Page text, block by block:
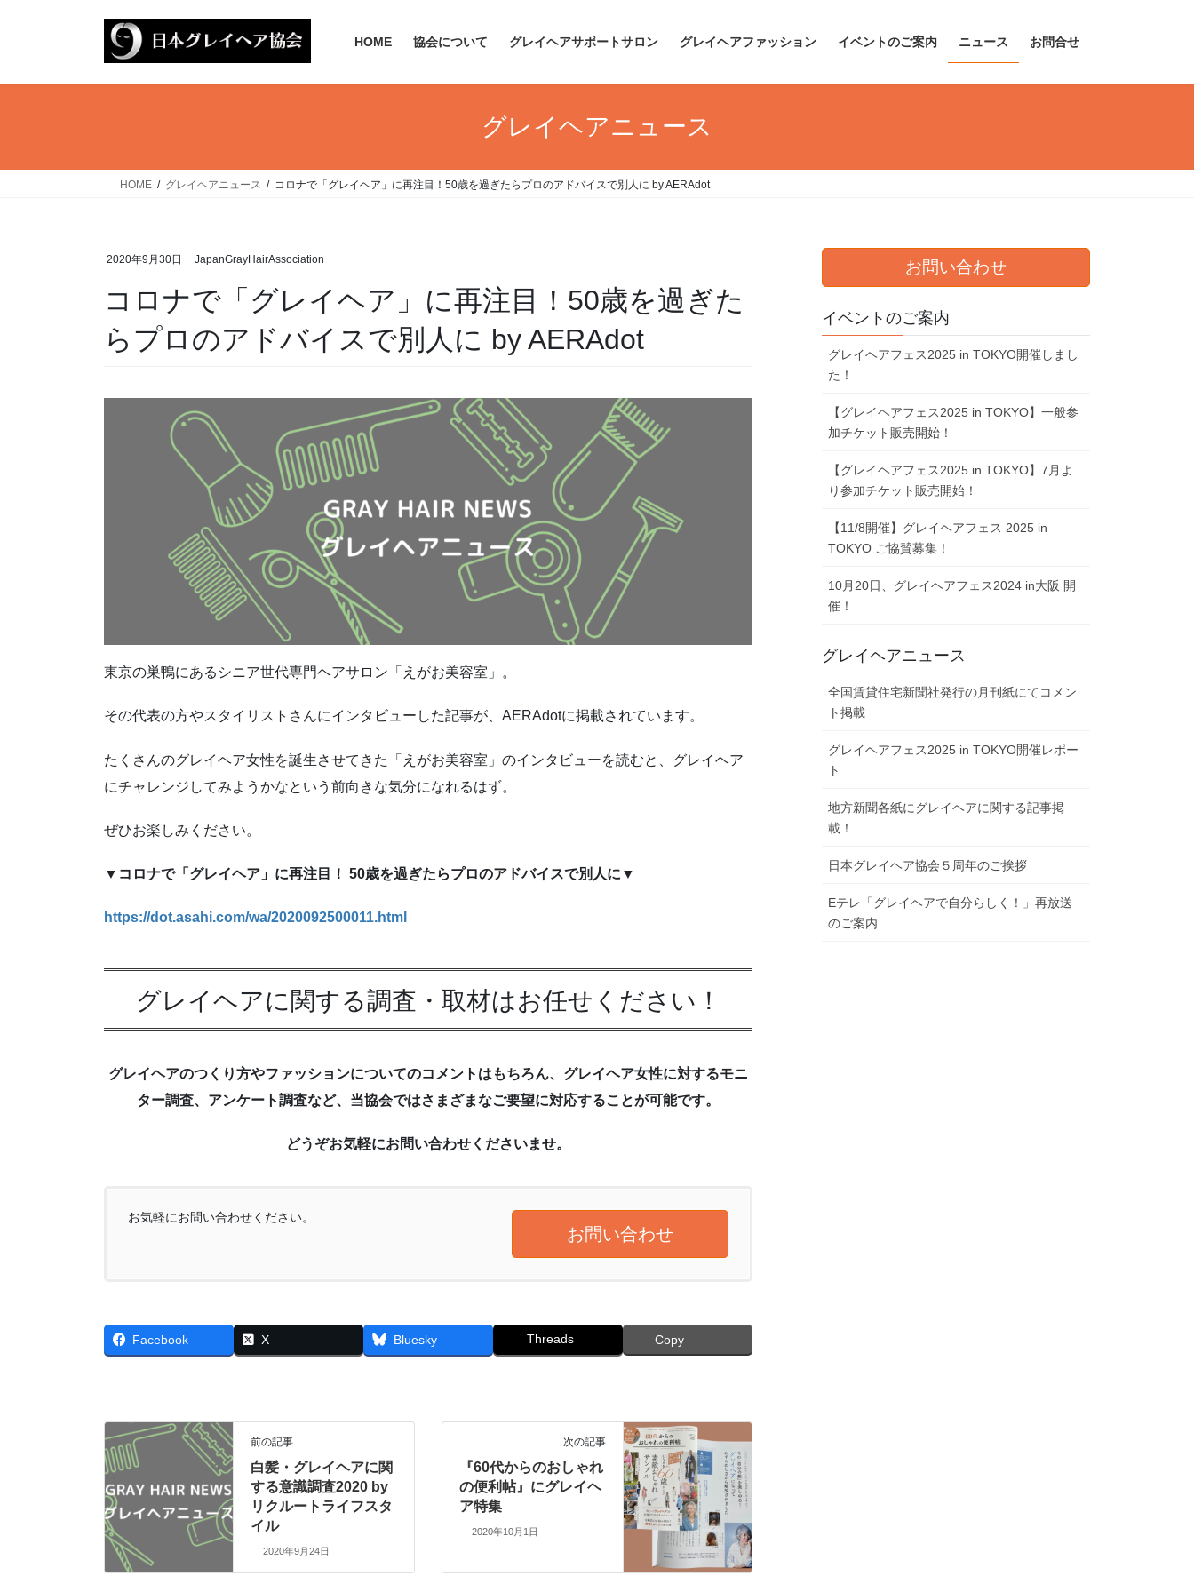
HOME 協会について グレイヘアサポートサロン グレイヘアファッション イベントのご案内 ニュース お問合せ
グレイヘアニュース
HOME グレイヘアニュース コロナで「グレイヘア」に再注目！50歳を過ぎたらプロのアドバイスで別人に by AERAdot
2020年9月30日 JapanGrayHairAssociation
コロナで「グレイヘア」に再注目！50歳を過ぎた
らプロのアドバイスで別人に by AERAdot
東京の巣鴨にあるシニア世代専門ヘアサロン「えがお美容室」。
その代表の方やスタイリストさんにインタビューした記事が、AERAdotに掲載されています。
たくさんのグレイヘア女性を誕生させてきた「えがお美容室」のインタビューを読むと、グレイヘア
にチャレンジしてみようかなという前向きな気分になれるはず。
ぜひお楽しみください。
▼コロナで「グレイヘア」に再注目！ 50歳を過ぎたらプロのアドバイスで別人に▼
https://dot.asahi.com/wa/2020092500011.html
グレイヘアに関する調査・取材はお任せください！
グレイヘアのつくり方やファッションについてのコメントはもちろん、グレイヘア女性に対するモニ
ター調査、アンケート調査など、当協会ではさまざまなご要望に対応することが可能です。
どうぞお気軽にお問い合わせくださいませ。
お気軽にお問い合わせください。
お問い合わせ
Facebook X Bluesky Threads Copy
前の記事
白髪・グレイヘアに関
する意識調査2020 by
リクルートライフスタ
イル
2020年9月24日
次の記事
『60代からのおしゃれ
の便利帖』にグレイヘ
ア特集
2020年10月1日
お問い合わせ
イベントのご案内
グレイヘアフェス2025 in TOKYO開催しまし
た！
【グレイヘアフェス2025 in TOKYO】一般参
加チケット販売開始！
【グレイヘアフェス2025 in TOKYO】7⽉よ
り参加チケット販売開始！
【11/8開催】グレイヘアフェス 2025 in
TOKYO ご協賛募集！
10⽉20⽇、グレイヘアフェス2024 in⼤阪 開
催！
グレイヘアニュース
全国賃貸住宅新聞社発行の月刊紙にてコメン
ト掲載
グレイヘアフェス2025 in TOKYO開催レポー
ト
地⽅新聞各紙にグレイヘアに関する記事掲
載！
⽇本グレイヘア協会５周年のご挨拶
Eテレ「グレイヘアで⾃分らしく！」再放送
のご案内